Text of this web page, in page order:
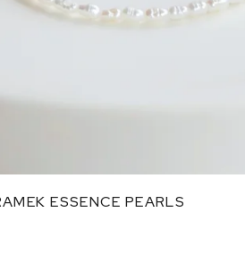
ESSENCE PEARLS